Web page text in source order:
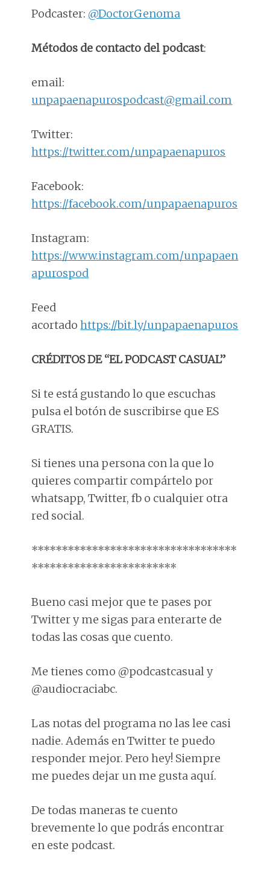
Podcaster: @DoctorGenoma
Métodos de contacto del podcast:
email:
unpapaenapurospodcast@gmail.com
Twitter:
https://twitter.com/unpapaenapuros
Facebook:
https://facebook.com/unpapaenapuros
Instagram:
https://www.instagram.com/unpapaen
apurospod
Feed
acortadohttps://bit.ly/unpapaenapuros
CRÉDITOS DE “EL PODCAST CASUAL”
Si te está gustando lo que escuchas
pulsa el botón de suscribirse que ES
GRATIS.
Si tienes una persona con la que lo
quieres compartir compártelo por
whatsapp, Twitter, fb o cualquier otra
red social.
**********************************
************************
Bueno casi mejor que te pases por
Twitter y me sigas para enterarte de
todas las cosas que cuento.
Me tienes como @podcastcasual y
@audiocraciabc.
Las notas del programa no las lee casi
nadie. Además en Twitter te puedo
responder mejor. Pero hey! Siempre
me puedes dejar un me gusta aquí.
De todas maneras te cuento
brevemente lo que podrás encontrar
en este podcast.